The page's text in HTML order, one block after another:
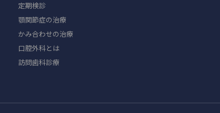
定期検診
顎関節症の治療
かみ合わせの治療
口腔外科とは
訪問歯科診療